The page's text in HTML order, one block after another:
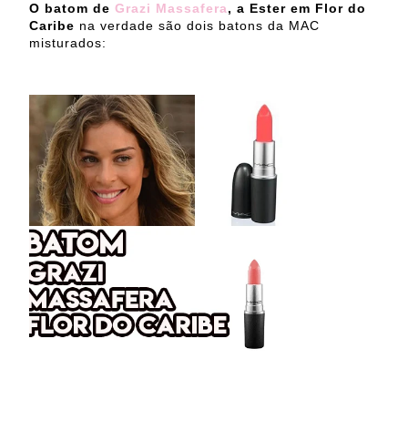
O batom de Grazi Massafera, a Ester em Flor do
Caribe na verdade são dois batons da MAC
misturados: